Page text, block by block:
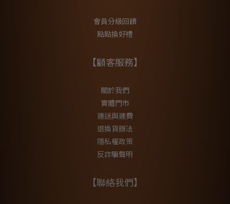
會員分級回饋
點點換好禮
【顧客服務】
關於我們
實體門市
運送與運費
退換貨辦法
隱私權政策
反詐騙聲明
【聯絡我們】